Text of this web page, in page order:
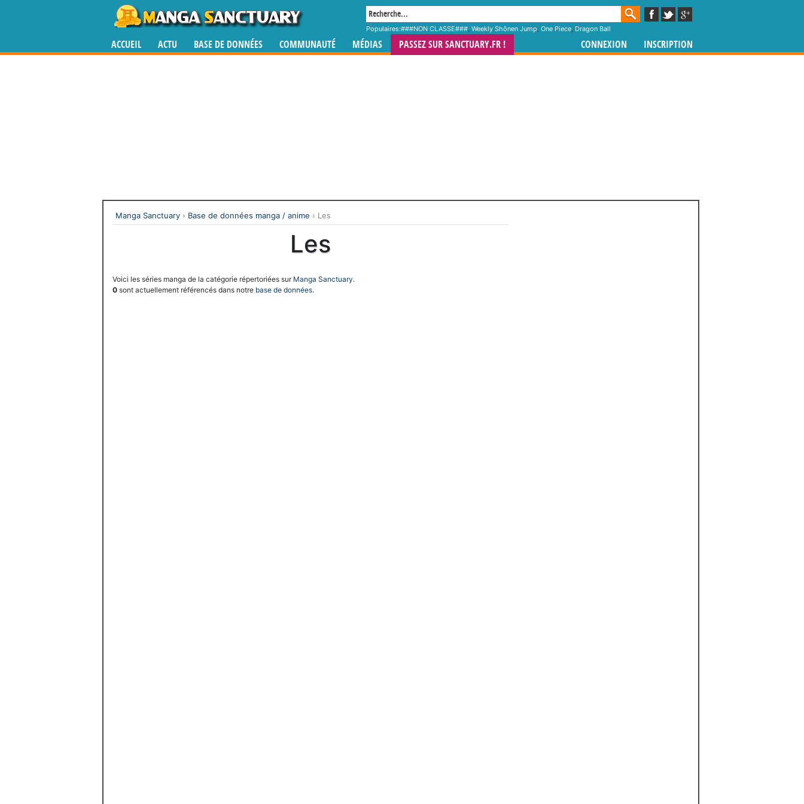
Populaires:###NON CLASSE###, Weekly Shônen Jump, One Piece, Dragon Ball
ACCUEIL ACTU BASE DE DONNÉES COMMUNAUTÉ MÉDIAS PASSEZ SUR SANCTUARY.FR ! CONNEXION INSCRIPTION
Manga Sanctuary › Base de données manga / anime › Les
Les
Voici les séries manga de la catégorie répertoriées sur Manga Sanctuary.
0 sont actuellement référencés dans notre base de données.